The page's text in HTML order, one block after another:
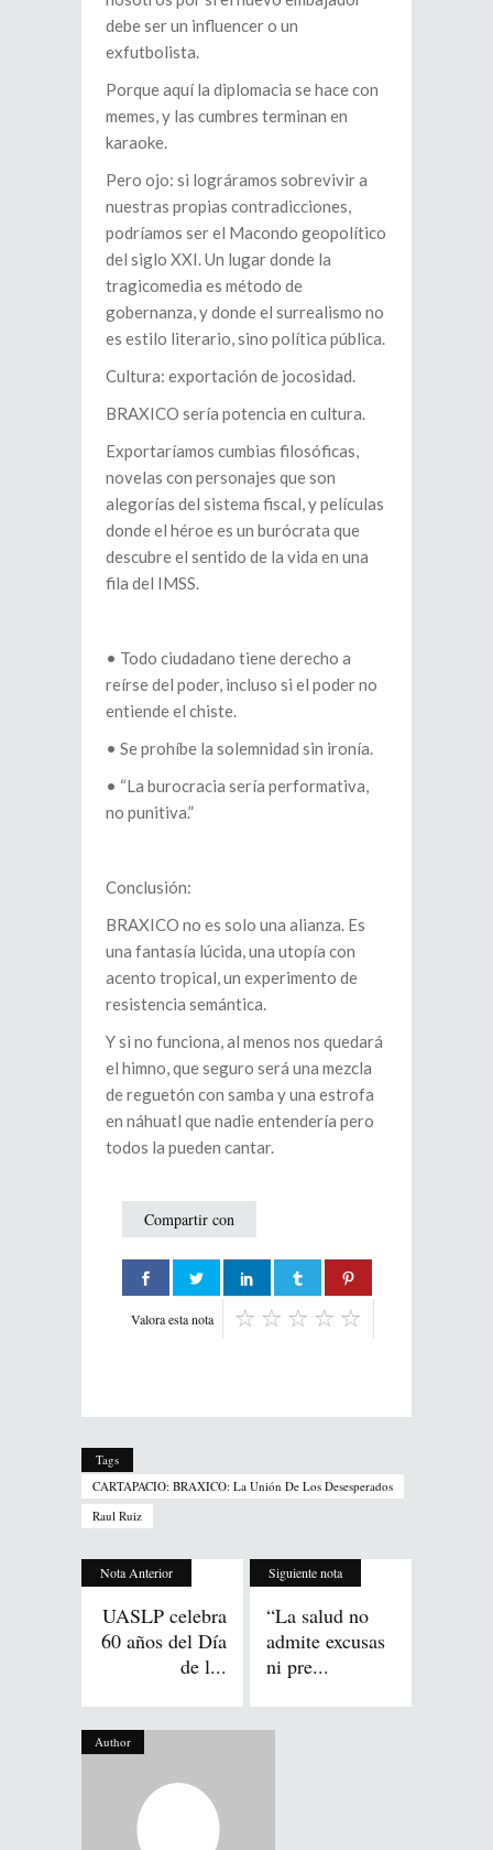
debe ser un influencer o un
exfutbolista.
Porque aquí la diplomacia se hace con
memes, y las cumbres terminan en
karaoke.
Pero ojo: si lográramos sobrevivir a
nuestras propias contradicciones,
podríamos ser el Macondo geopolítico
del siglo XXI. Un lugar donde la
tragicomedia es método de
gobernanza, y donde el surrealismo no
es estilo literario, sino política pública.
Cultura: exportación de jocosidad.
BRAXICO sería potencia en cultura.
Exportaríamos cumbias filosóficas,
novelas con personajes que son
alegorías del sistema fiscal, y películas
donde el héroe es un burócrata que
descubre el sentido de la vida en una
fila del IMSS.
•⁠ ⁠Todo ciudadano tiene derecho a
reírse del poder, incluso si el poder no
entiende el chiste.
•⁠ ⁠Se prohíbe la solemnidad sin ironía.
•⁠ ⁠“La burocracia sería performativa,
no punitiva.”
Conclusión:
BRAXICO no es solo una alianza. Es
una fantasía lúcida, una utopía con
acento tropical, un experimento de
resistencia semántica.
Y si no funciona, al menos nos quedará
el himno, que seguro será una mezcla
de reguetón con samba y una estrofa
en náhuatl que nadie entendería pero
todos la pueden cantar.
Compartir con
Valora esta nota
Tags
CARTAPACIO: BRAXICO: La Unión De Los Desesperados
Raul Ruiz
Nota Anterior
UASLP celebra
60 años del Día
de l...
Siguiente nota
“La salud no
admite excusas
ni pre...
Author